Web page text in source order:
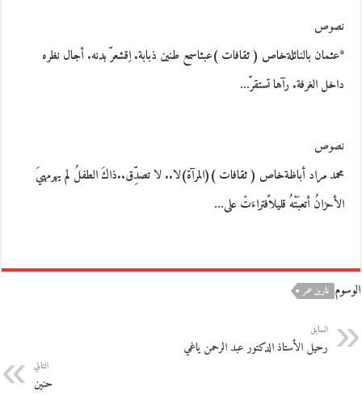
نصوص
*عثمان بالنائلةخاص ( ثقافات )عبثاسمع طنين ذبابة. اِقشعرّ بدنه. أجال نظره
داخل الغرفة. رآها تستقرّ…
نصوص
محمد مراد أباظةخاص ( ثقافات )(المرآة)لا.. لا تصدِّق..ذاكَ الطفلُ لم يهرمهيَ
الأحزانُ أتعبَتْهُ قليلاًفتراءَتْ على…
الوسوم نارين عمر
السابق
رحيل الأستاذ الدكتور عبد الرحمن ياغي
التالي
حنين